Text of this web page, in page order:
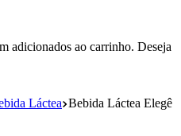
adicionados ao carrinho. Deseja
Láctea Bebida Láctea Elegê